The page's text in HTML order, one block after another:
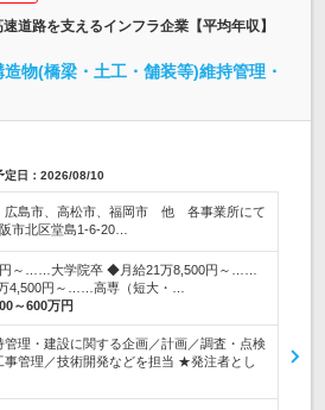
道路を支えるインフラ企業【平均年収】
物(橋梁・土工・舗装等)維持管理・
日：2026/08/10
広島市、高松市、福岡市 他 各事業所にて
市北区堂島1-6-20…
～……大学院卒 ◆月給21万8,500円～……
4,500円～……高専（短大・…
～600万円
理・建設に関する企画／計画／調査・点検
事管理／技術開発などを担当 ★発注者とし